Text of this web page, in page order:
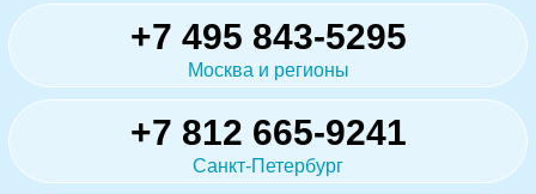
+7 495 843-5295
Москва и регионы
+7 812 665-9241
Санкт-Петербург